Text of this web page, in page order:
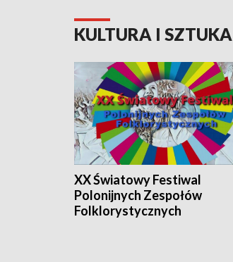
KULTURA I SZTUKA
XX Światowy Festiwal
Polonijnych Zespołów
Folklorystycznych